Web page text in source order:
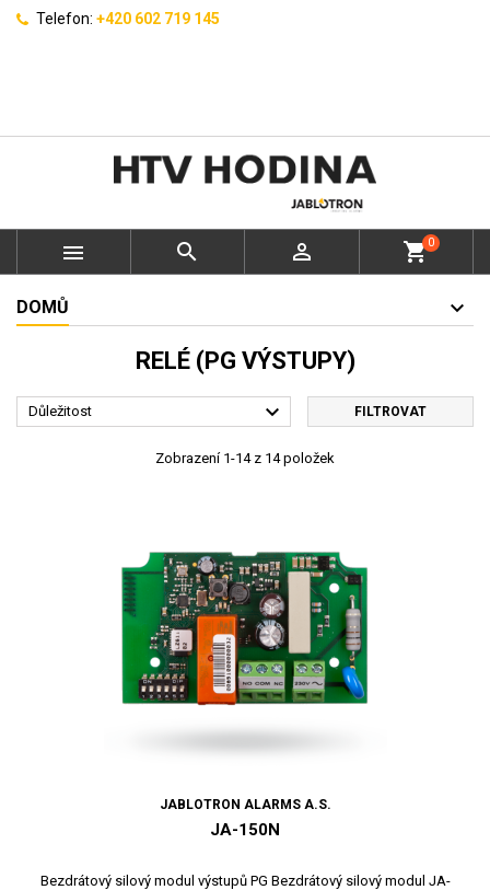
Telefon: +420 602 719 145
   shopping_cart0
DOMŮ
RELÉ (PG VÝSTUPY)
Důležitost  FILTROVAT
Zobrazení 1-14 z 14 položek
JABLOTRON ALARMS A.S.
JA-150N
Bezdrátový silový modul výstupů PG Bezdrátový silový modul JA-